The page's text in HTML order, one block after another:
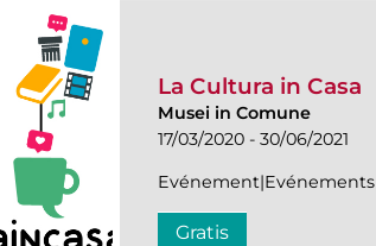
La Cultura in Casa
Musei in Comune
17/03/2020 - 30/06/2021
Evénement|Evénements
Gratis